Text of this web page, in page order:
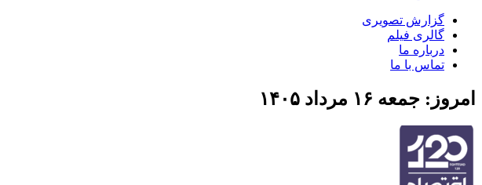
گزارش تصویری
گالری فیلم
درباره ما
تماس با ما
امروز: جمعه ۱۶ مرداد ۱۴۰۵